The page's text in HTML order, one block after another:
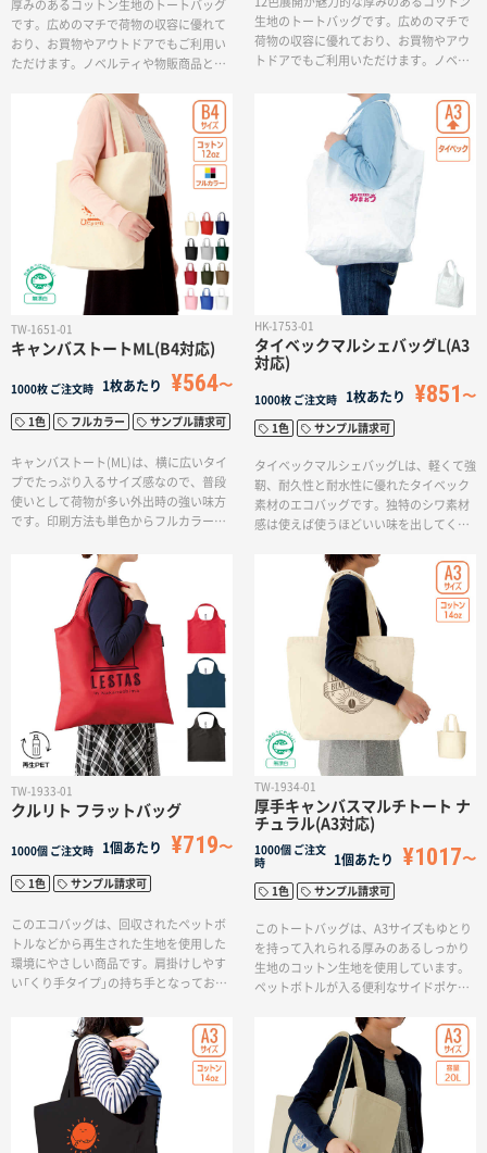
厚みのあるコットン生地のトートバッグ
です。広めのマチで荷物の収容に優れて
おり、お買物やアウトドアでもご利用い
ただけます。ノベルティや物販商品とし
バッグからお買い物の際のエコバッグと
してもおすすめです。印刷方法も単色か
らフルカラー印刷まで対応しており、お
好みのデザインでオリジナルトートバッ
グを作成出来ます。
生地のトートバッグです。広めのマチで
荷物の収容に優れており、お買物やアウ
トドアでもご利用いただけます。ノベル
用使いのカジュアルバッグからお買い物
の際のエコバッグとしてもおすすめで
す。加工も単色からフルカラーまで対応
しており、お好みのデザインでオリジナ
ルトートバッグを作成出来ます。
TW-1651-01
キャンバストートML(B4対応)
1000枚 ご注文時 1枚あたり ¥564
1色 フルカラー サンプル請求可
キャンバストート(ML)は、横に広いタイ
プでたっぷり入るサイズ感なので、普段
使いとして荷物が多い外出時の強い味方
です。印刷方法も単色からフルカラー印
でオリジナルトートバッグを作成出来ま
す。ナチュラルのお色味はエコマークが
HK-1753-01
タイベックマルシェバッグL(A3
対応)
1000枚 ご注文時 1枚あたり ¥851
1色 サンプル請求可
タイベックマルシェバッグLは、軽くて強
靭、耐久性と耐水性に優れたタイベック
素材のエコバッグです。独特のシワ素材
感は使えば使うほどいい味を出してくれ
ンパクトに持ち歩きできます。沢山買い
物をしても快適に持ち運べる様、肩から
掛けられる持ち手が長めの設計です。1色
印刷ができるため、ショップのロゴを入
れて購入特典やオリジナル商品としてご
使用いただけます。
TW-1933-01
クルリト フラットバッグ
1000個 ご注文時 1個あたり ¥719
1色 サンプル請求可
このエコバッグは、回収されたペットボ
トルなどから再生された生地を使用した
環境にやさしい商品です。肩掛けしやす
い「くり手タイプ」の持ち手となってお
が付いているので、折りたたんでコンパ
クトに持ち運ぶことができます。スタン
ダードなフラットタイプのバッグはお買
い物から通勤・通学時のサブバッグまで
幅広く活躍するアイテムです。成約記念
品からライブグッズなど、業種を問わず
ご提案頂けます。
TW-1934-01
厚手キャンバスマルチトート ナ
チュラル(A3対応)
1000個 ご注文
時
1個あたり ¥1017
1色 サンプル請求可
このトートバッグは、A3サイズもゆとり
を持って入れられる厚みのあるしっかり
生地のコットン生地を使用しています。
ペットボトルが入る便利なサイドポケッ
ウトドアや日用使いのトートバッグとし
てもおすすめです。物販としてもご利用
いただけます。単色印刷に対応してお
り、お好みのデザインでオリジナルトー
トバッグを作ることができます。※エコ
マーク付